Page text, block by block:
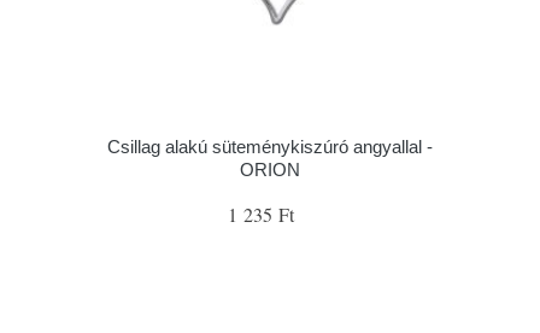
Csillag alakú süteménykiszúró angyallal -
ORION
1 235 Ft